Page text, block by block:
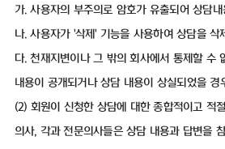
가. 사용자의 부주의로 암호가 유출되어 상담
나. 사용자가 '삭제' 기능을 사용하여 상담을 삭
다. 천재지변이나 그 밖의 회사에서 통제할 수
내용이 공개되거나 상담 내용이 상실되었을 경
(2) 회원이 신청한 상담에 대한 종합적이고 적
의사, 각과 전문의사들은 상담 내용과 답변을